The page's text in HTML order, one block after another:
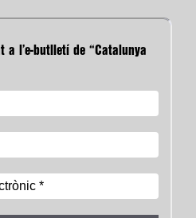
a l’e-butlletí de “Catalunya